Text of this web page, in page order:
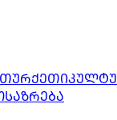
ᲗᲣᲠᲥᲔᲗᲘ